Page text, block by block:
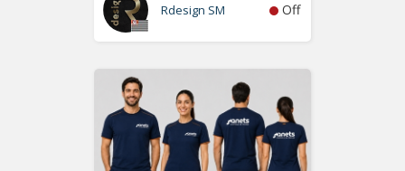
Rdesign SM Off